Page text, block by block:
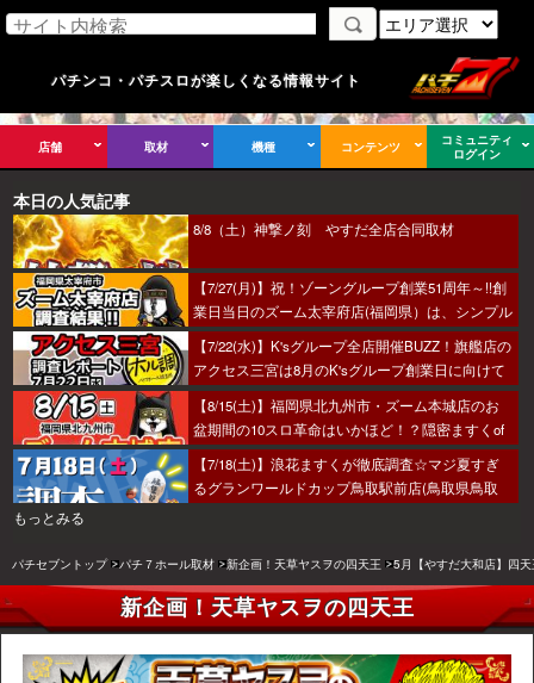
パチンコ・パチスロが楽しくなる情報サイト
店舗 取材 機種 コンテンツ
コミュニティ
ログイン
本日の人気記事
8/8（土）神撃ノ刻 やすだ全店合同取材
【7/27(月)】祝！ゾーングループ創業51周年～!!創
業日当日のズーム太宰府店(福岡県）は、シンプル
におすすめから攻めるのがベター！あとはヒキ！
【7/22(水)】K'sグループ全店開催BUZZ！旗艦店の
アクセス三宮は8月のK'sグループ創業日に向けて
着々とミッション進行中～！
【8/15(土)】福岡県北九州市・ズーム本城店のお
盆期間の10スロ革命はいかほど！？隠密ますくof
ちゅうが潜入調査へ！
【7/18(土)】浪花ますくが徹底調査☆マジ夏すぎ
るグランワールドカップ鳥取駅前店(鳥取県鳥取
もっとみる
パチセブントップ パチ７ホール取材 新企画！天草ヤスヲの四天王 5月【やすだ大和店】四
新企画！天草ヤスヲの四天王